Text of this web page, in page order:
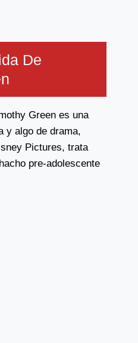
De
Green es una
y algo de drama,
Pictures, trata
pre-adolescente